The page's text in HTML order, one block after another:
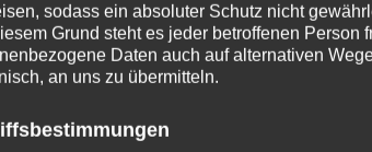
auf:
Viele
2024
sodass ein absoluter Schutz nicht
Grund steht es jeder betroffenen Person
Daten auch auf alternativen
an uns zu übermitteln.